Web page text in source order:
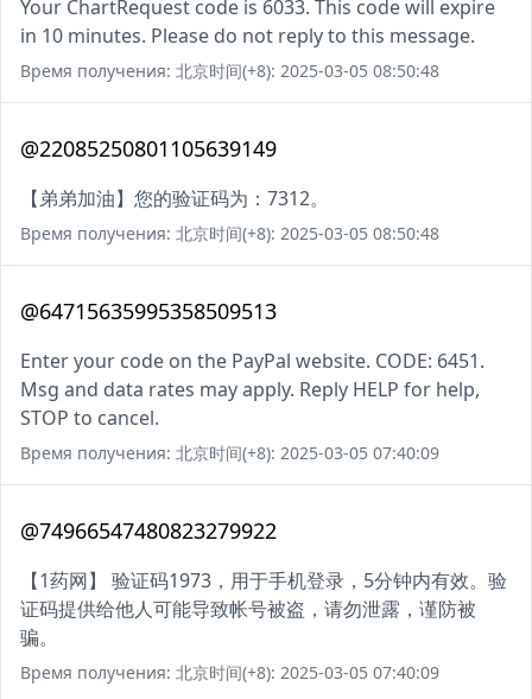
Your ChartRequest code is 6033. This code will expire
in 10 minutes. Please do not reply to this message.
Время получения: 北京时间(+8): 2025-03-05 08:50:48
@22085250801105639149
【弟弟加油】您的验证码为：7312。
Время получения: 北京时间(+8): 2025-03-05 08:50:48
@64715635995358509513
Enter your code on the PayPal website. CODE: 6451.
Msg and data rates may apply. Reply HELP for help,
STOP to cancel.
Время получения: 北京时间(+8): 2025-03-05 07:40:09
@74966547480823279922
【1药网】 验证码1973，用于手机登录，5分钟内有效。验
证码提供给他人可能导致帐号被盗，请勿泄露，谨防被
骗。
Время получения: 北京时间(+8): 2025-03-05 07:40:09